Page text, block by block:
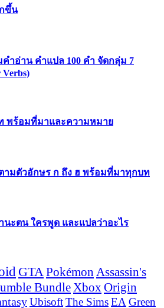
ขึ้น
คำอ่าน คำแปล 100 คำ จัดกลุ่ม 7
พร้อมที่มาและความหมาย
ตามตัวอักษร ก ถึง ฮ พร้อมที่มาทุกบท
ะตน ใครพูด และแปลว่าอะไร
GTAPokémon Assassin's
BundleXboxOrigin
UbisoftThe Sims EA Green